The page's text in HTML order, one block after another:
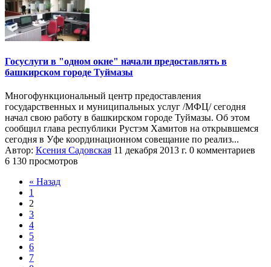
Госуслуги в "одном окне" начали предоставлять в
башкирском городе Туймазы
Многофункциональный центр предоставления
государственных и муниципальных услуг /МФЦ/ сегодня
начал свою работу в башкирском городе Туймазы. Об этом
сообщил глава республики Рустэм Хамитов на открывшемся
сегодня в Уфе координационном совещание по реализ...
Автор: Ксения Садовская 11 декабря 2013 г. 0 комментариев
6 130 просмотров
« Назад
1
2
3
4
5
6
7